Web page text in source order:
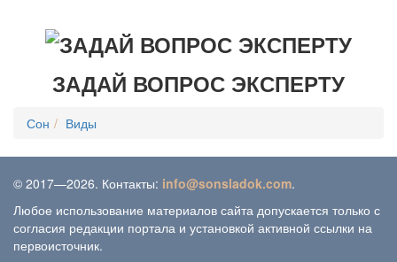
ЗАДАЙ ВОПРОС ЭКСПЕРТУ
Сон Виды
© 2017—2026. Контакты: info@sonsladok.com.
Любое использование материалов сайта допускается только с
согласия редакции портала и установкой активной ссылки на
первоисточник.